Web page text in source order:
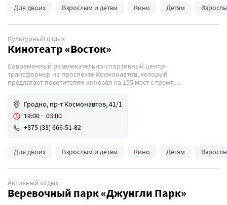
Для двоих Взрослым и детям Кино Детям
Культурный отдых
Кинотеатр «Восток»
Современный развлекательно-спортивный центр-
трансформер на проспекте Космонавтов, который
предлагает посетителям кинозал на 155 мест с тремя
и уютное кафе.
Гродно, пр-т Космонавтов, 41/1
19:00 − 03:00
+375 (33) 666-51-82
Для двоих Взрослым и детям Кино Детям
Активный отдых
Веревочный парк «Джунгли Парк»